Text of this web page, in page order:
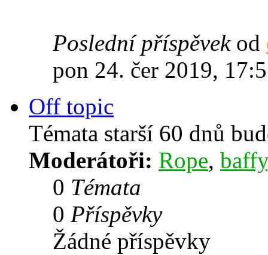
Poslední příspěvekod
pon 24. čer 2019,
Off topic
Témata starší 60 dnů
Moderátoři: Rope, baffy
0 Témata
0 Příspěvky
Žádné příspěvky